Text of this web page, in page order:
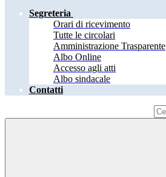
Segreteria
Orari di ricevimento
Tutte le circolari
Amministrazione Trasparente
Albo Online
Accesso agli atti
Albo sindacale
Contatti